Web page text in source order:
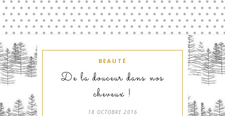
BEAUTÉ
De la douceur dans nos
cheveux !
18 OCTOBRE 2016